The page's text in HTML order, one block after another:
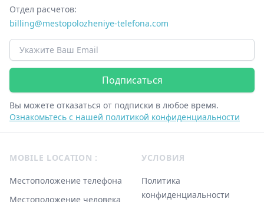
Отдел расчетов:
billing@‌mestopolozheniye-telefona.com
Email адрес
Подписаться
Вы можете отказаться от подписки в любое время.
Ознакомьтесь с нашей политикой конфиденциальности
MOBILE LOCATION :
Местоположение телефона
Местоположение человека
УСЛОВИЯ
Политика
конфиденциальности